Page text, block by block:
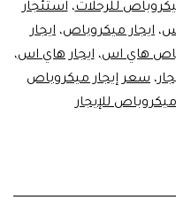
بأقل
الأسعار
من
ليموزين
للرحلات،استئجار
، ايجار ميكروباص، ايجار
هاي اس،ايجار هاي اس،
، سعر إيجار ميكروباص
ميكروباص للإيجار